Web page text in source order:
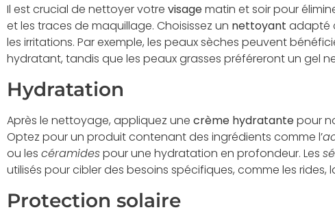
Il est crucial de nettoyer votre visagematin et soir pour
et les traces de maquillage. Choisissez un nettoyant adapté
les irritations. Par exemple, les peaux sèches peuvent
hydratant, tandis que les peaux grasses préféreront un gel
Hydratation
Après le nettoyage, appliquez une crème hydratantepour
Optez pour un produit contenant des ingrédients comme l’
ou les céramidespour une hydratation en profondeur. Les
utilisés pour cibler des besoins spécifiques, comme les rides,
Protection solaire